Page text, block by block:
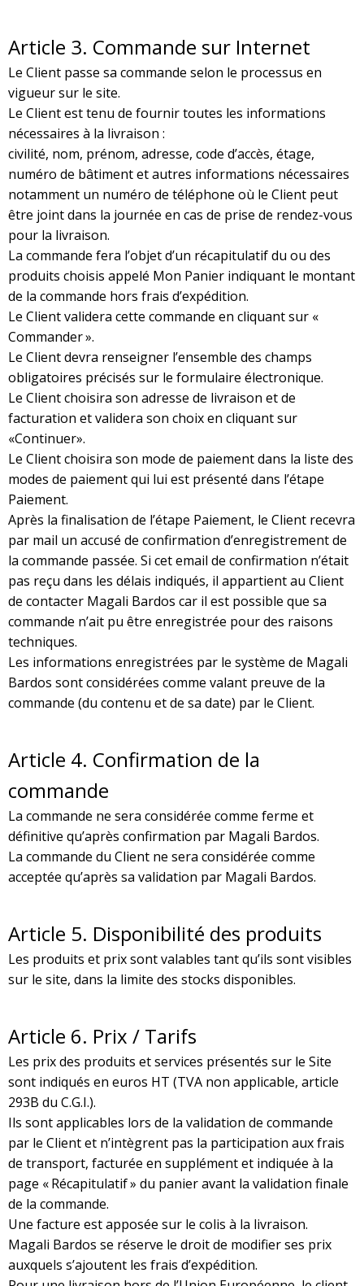
Article 3. Commande sur Internet
Le Client passe sa commande selon le processus en
vigueur sur le site.
Le Client est tenu de fournir toutes les informations
nécessaires à la livraison :
civilité, nom, prénom, adresse, code d’accès, étage,
numéro de bâtiment et autres informations nécessaires
notamment un numéro de téléphone où le Client peut
être joint dans la journée en cas de prise de rendez-vous
pour la livraison.
La commande fera l’objet d’un récapitulatif du ou des
produits choisis appelé Mon Panier indiquant le montant
de la commande hors frais d’expédition.
Le Client validera cette commande en cliquant sur «
Commander ».
Le Client devra renseigner l’ensemble des champs
obligatoires précisés sur le formulaire électronique.
Le Client choisira son adresse de livraison et de
facturation et validera son choix en cliquant sur
«Continuer».
Le Client choisira son mode de paiement dans la liste des
modes de paiement qui lui est présenté dans l’étape
Paiement.
Après la finalisation de l’étape Paiement, le Client recevra
par mail un accusé de confirmation d’enregistrement de
la commande passée. Si cet email de confirmation n’était
pas reçu dans les délais indiqués, il appartient au Client
de contacter Magali Bardos car il est possible que sa
commande n’ait pu être enregistrée pour des raisons
techniques.
Les informations enregistrées par le système de Magali
Bardos sont considérées comme valant preuve de la
commande (du contenu et de sa date) par le Client.
Article 4. Confirmation de la
commande
La commande ne sera considérée comme ferme et
définitive qu’après confirmation par Magali Bardos.
La commande du Client ne sera considérée comme
acceptée qu’après sa validation par Magali Bardos.
Article 5. Disponibilité des produits
Les produits et prix sont valables tant qu’ils sont visibles
sur le site, dans la limite des stocks disponibles.
Article 6. Prix / Tarifs
Les prix des produits et services présentés sur le Site
sont indiqués en euros HT (TVA non applicable, article
293B du C.G.I.).
Ils sont applicables lors de la validation de commande
par le Client et n’intègrent pas la participation aux frais
de transport, facturée en supplément et indiquée à la
page « Récapitulatif » du panier avant la validation finale
de la commande.
Une facture est apposée sur le colis à la livraison.
Magali Bardos se réserve le droit de modifier ses prix
auxquels s’ajoutent les frais d’expédition.